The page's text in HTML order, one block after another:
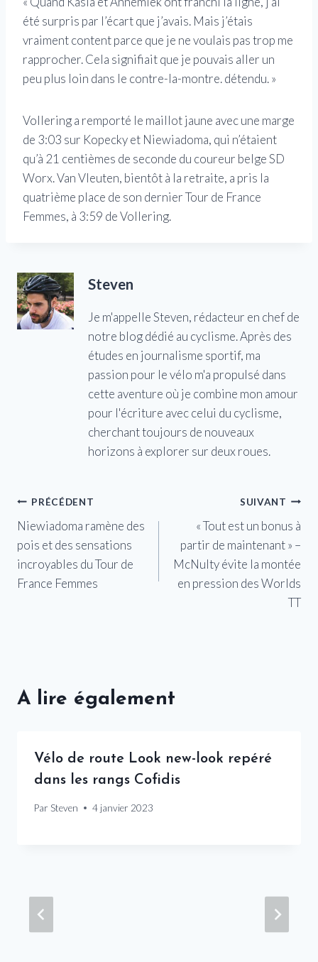
été surpris par l’écart que j’avais. Mais j’étais
vraiment content parce que je ne voulais pas trop me
rapprocher. Cela signifiait que je pouvais aller un
peu plus loin dans le contre-la-montre. détendu. »
Vollering a remporté le maillot jaune avec une marge
de 3:03 sur Kopecky et Niewiadoma, qui n’étaient
qu’à 21 centièmes de seconde du coureur belge SD
Worx. Van Vleuten, bientôt à la retraite, a pris la
quatrième place de son dernier Tour de France
Femmes, à 3:59 de Vollering.
Steven
Je m'appelle Steven, rédacteur en chef de
notre blog dédié au cyclisme. Après des
études en journalisme sportif, ma
passion pour le vélo m'a propulsé dans
cette aventure où je combine mon amour
pour l'écriture avec celui du cyclisme,
cherchant toujours de nouveaux
horizons à explorer sur deux roues.
Navigation
de
l’article
PRÉCÉDENT
Niewiadoma ramène des
pois et des sensations
incroyables du Tour de
France Femmes
SUIVANT
« Tout est un bonus à
partir de maintenant » –
McNulty évite la montée
en pression des Worlds
TT
A lire également
Vélo de route Look new-look repéré
dans les rangs Cofidis
Par Steven 4 janvier 2023